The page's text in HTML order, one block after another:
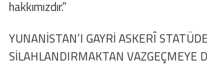
hakkımızdır.”
YUNANİSTAN’I GAYRİ ASKERÎ
SİLAHLANDIRMAKTAN VAZGEÇMEYE